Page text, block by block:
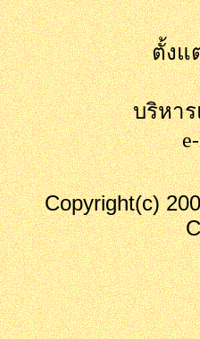
ตั้งแ
บริหา
Copyright(c)